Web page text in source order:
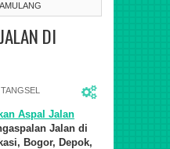
DI
Aspal Jalan
Jalan di
Bogor, Depok,